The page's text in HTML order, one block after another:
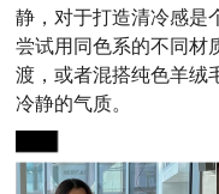
静，对于打造清冷感是
尝试用同色系的不同材
渡，或者混搭纯色羊绒
冷静的气质。